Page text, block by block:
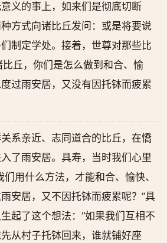
义的事上，如来们是彻底切断
方式向诸比丘发问：或是将要说
制定学处。接着，世尊对那些比
比丘，你们是怎么做到和合、愉
过雨安居，又没有因托钵而疲累
关系亲近、志同道合的比丘，在憍
了雨安居。具寿，当时我们心里
用什么方法，才能和合、愉快、
安居，又不因托钵而疲累呢？”具
起了这个想法：“如果我们互相不
从村子托钵回来，谁就铺好座